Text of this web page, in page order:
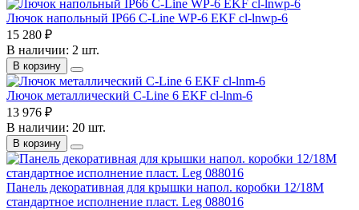
Лючок напольный IP66 С-Line WP-6 EKF cl-lnwp-6
15 280 ₽
В наличии: 2 шт.
В корзину
Лючок металлический C-Line 6 EKF cl-lnm-6
13 976 ₽
В наличии: 20 шт.
В корзину
Панель декоративная для крышки напол. коробки 12/18М
стандартное исполнение пласт. Leg 088016